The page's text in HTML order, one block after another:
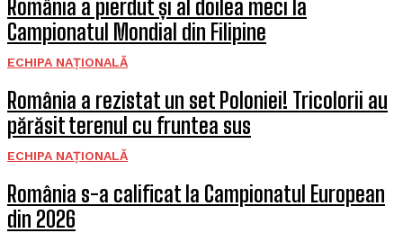
România a pierdut și al doilea meci la
Campionatul Mondial din Filipine
ECHIPA NAȚIONALĂ
România a rezistat un set Poloniei! Tricolorii au
părăsit terenul cu fruntea sus
ECHIPA NAȚIONALĂ
România s-a calificat la Campionatul European
din 2026